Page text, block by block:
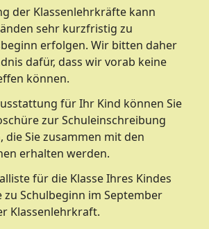
der Klassenlehrkräfte kann
sehr kurzfristig zu
erfolgen. Wir bitten daher
dafür, dass wir vorab keine
können.
für Ihr Kind können Sie
zur Schuleinschreibung
die Sie zusammen mit den
erhalten werden.
für die Klasse Ihres Kindes
zu Schulbeginn im September
Klassenlehrkraft.